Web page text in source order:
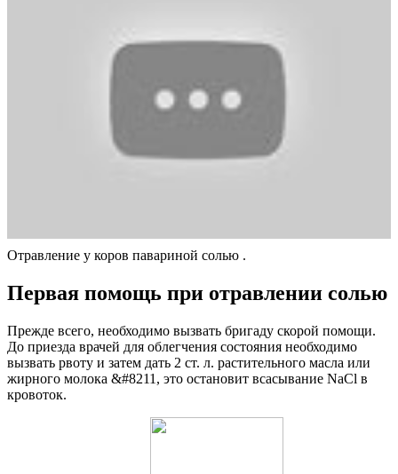
Отравление у коров павариной солью .
Первая помощь при отравлении солью
Прежде всего, необходимо вызвать бригаду скорой помощи.
До приезда врачей для облегчения состояния необходимо
вызвать рвоту и затем дать 2 ст. л. растительного масла или
жирного молока &#8211, это остановит всасывание NaCl в
кровоток.